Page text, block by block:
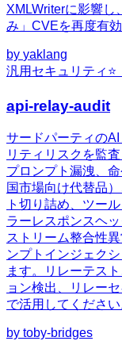
XMLWriterに影響し
み」CVEを再度有効
by yaklang
汎用 セキュリティ ⭐
api-relay-audit
サードパーティの
リティリスクを監
プロンプト漏洩、
国市場向け代替品
ト切り詰め、ツー
ラーレスポンスヘ
ストリーム整合性
ンプトインジェク
ます。リレーテス
ョン検出、リレー
で活用してください
by toby-bridges